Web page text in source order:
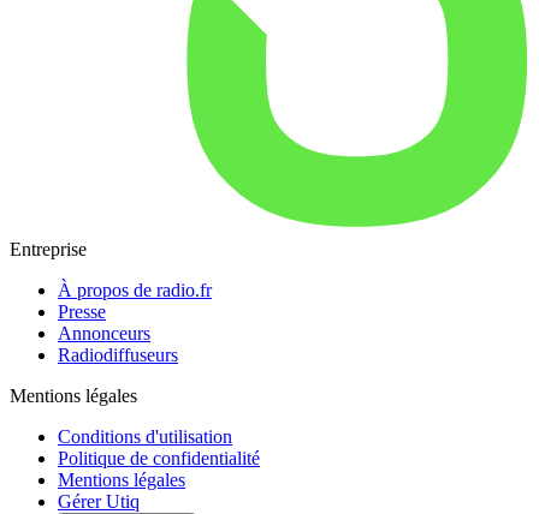
Entreprise
À propos de radio.fr
Presse
Annonceurs
Radiodiffuseurs
Mentions légales
Conditions d'utilisation
Politique de confidentialité
Mentions légales
Gérer Utiq